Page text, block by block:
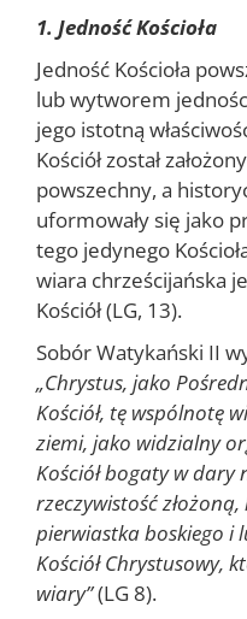
1. Jedność Kościoła
Jedność Kościoła
lub wytworem
jego istotną
Kościół został
powszechny, a
uformowały się jako
tego jedynego
wiara chrześcijańska
Kościół (LG, 13).
Sobór Watykański II
„Chrystus, jako
Kościół, tę wspólnotę
ziemi, jako widzialny
Kościół bogaty w dary
rzeczywistość
pierwiastka boskiego i
Kościół Chrystusowy,
wiary”(LG 8).